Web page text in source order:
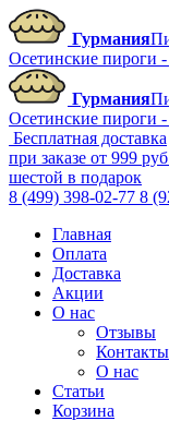
Гурмания
Осетинские пироги -
Гурмания
Осетинские пироги -
Бесплатная доставка
при заказе от 999
шестой в подарок
8 (499) 398-02-77 8
Главная
Оплата
Доставка
Акции
О нас
Отзывы
Контакты
О нас
Статьи
Корзина